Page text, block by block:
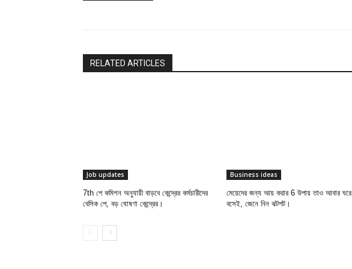
RELATED ARTICLES
Job updates
7th পে কমিশন অনুযায়ী বাড়বে কেন্দ্রের কর্মচারীদের
বেসিক পে, বড় ঘোষণা কেন্দ্রের।
Business ideas
মেয়েদের জন্য আয় করার 6 উপায় তাও আবার ঘরে
বসেই, জেনে নিন ঝটপট।